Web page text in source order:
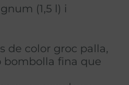
(1,5 l) i
de color groc palla,
bombolla fina que